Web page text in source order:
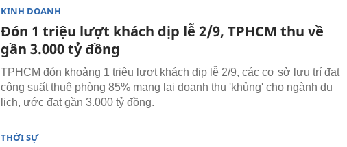
KINH DOANH
Đón 1 triệu lượt khách dịp lễ 2/9, TPHCM thu về
gần 3.000 tỷ đồng
TPHCM đón khoảng 1 triệu lượt khách dịp lễ 2/9, các cơ sở lưu trí đạt
công suất thuê phòng 85% mang lại doanh thu 'khủng' cho ngành du
lịch, ước đạt gần 3.000 tỷ đồng.
THỜI SỰ